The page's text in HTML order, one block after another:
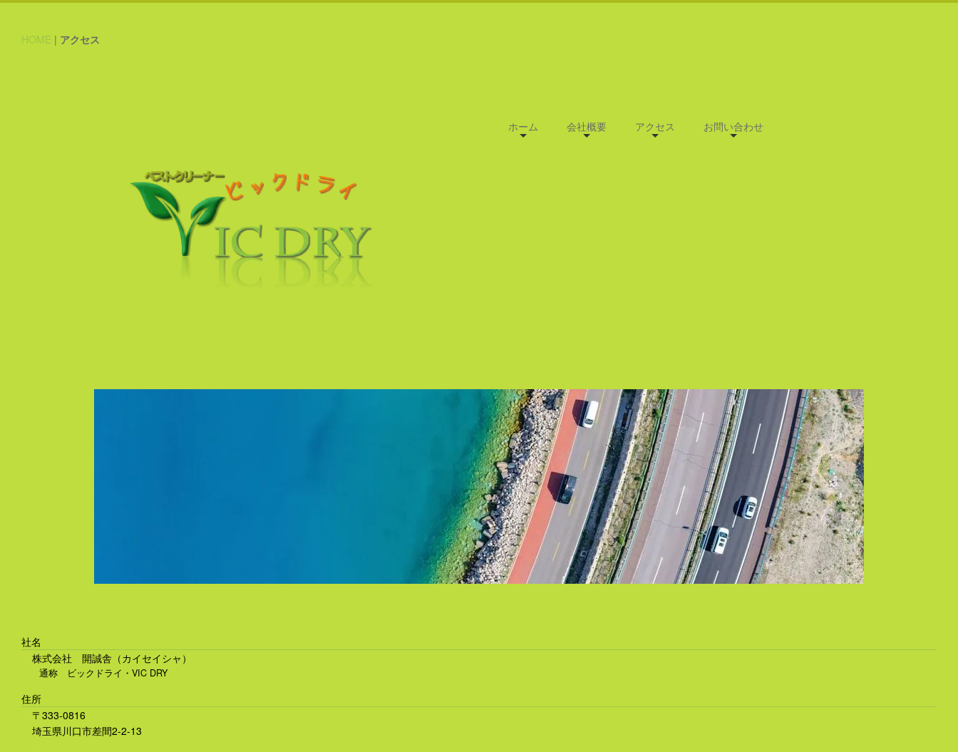
HOME | アクセス
ホーム 会社概要 アクセス お問い合わせ
社名
株式会社 開誠舎（カイセイシャ）
通称 ビックドライ・VIC DRY
住所
〒333-0816
埼玉県川口市差間2-2-13